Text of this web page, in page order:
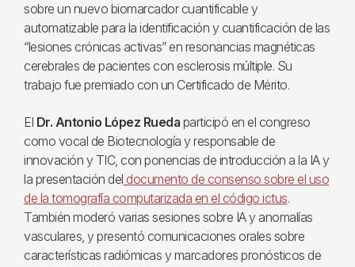
sobre un nuevo biomarcador cuantificable y
automatizable para la identificación y cuantificación de las
“lesiones crónicas activas” en resonancias magnéticas
cerebrales de pacientes con esclerosis múltiple. Su
trabajo fue premiado con un Certificado de Mérito.
El Dr. Antonio López Rueda participó en el congreso
como vocal de Biotecnología y responsable de
innovación y TIC, con ponencias de introducción a la IA y
la presentación del documento de consenso sobre el uso
de la tomografía computarizada en el código ictus.
También moderó varias sesiones sobre IA y anomalías
vasculares, y presentó comunicaciones orales sobre
características radiómicas y marcadores pronósticos de